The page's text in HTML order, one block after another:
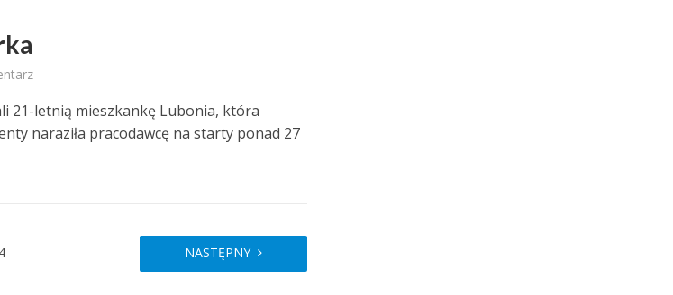
21-letnią mieszkankę Lubonia, która
naraziła pracodawcę na starty ponad 27
NASTĘPNY